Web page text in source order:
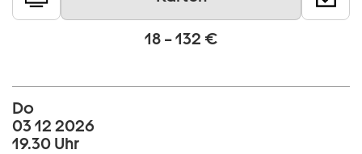
18 – 132 €
Do
03 12 2026
19.30 Uhr